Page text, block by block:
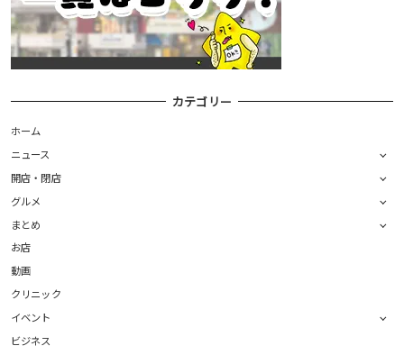
カテゴリー
ホーム
ニュース
開店・閉店
グルメ
まとめ
お店
動画
クリニック
イベント
ビジネス